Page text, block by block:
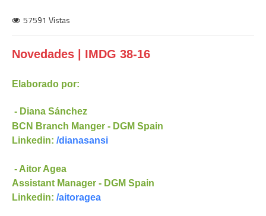
57591 Vistas
Novedades | IMDG 38-16
Elaborado por:
- Diana Sánchez
BCN Branch Manger - DGM Spain
Linkedin: /dianasansi
- Aitor Agea
Assistant Manager - DGM Spain
Linkedin: /aitoragea